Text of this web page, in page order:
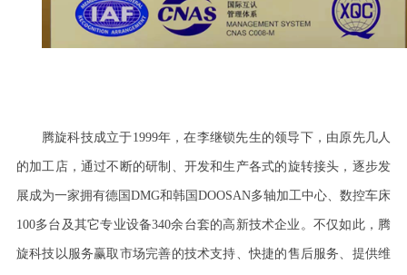
腾旋科技成立于1999年，在李继锁先生的领导下，由原先几人
的加工店，通过不断的研制、开发和生产各式的旋转接头，逐步发
展成为一家拥有德国DMG和韩国DOOSAN多轴加工中心、数控车床
100多台及其它专业设备340余台套的高新技术企业。不仅如此，腾
旋科技以服务赢取市场完善的技术支持、快捷的售后服务、提供维